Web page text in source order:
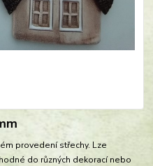
provedení střechy. Lze
do různých dekorací nebo